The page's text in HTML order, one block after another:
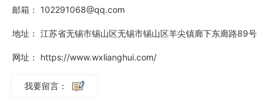
大型骨干企业，集团公司资产分布在**28个省、市、自治区
及港、澳等地，主要从事电源的开发、投资、建设、经营和管
理，**电力（热力）生产和销售等方面的业务，现由***国有
从事制造及销售太阳能电池片、太阳能组件及太阳能硅晶片以
邮箱： 102291068@qq.com
地址： 江苏省无锡市锡山区无锡市锡山区羊尖镇廊下东廊路89号
网址： https://www.wxlianghui.com/
我要留言：